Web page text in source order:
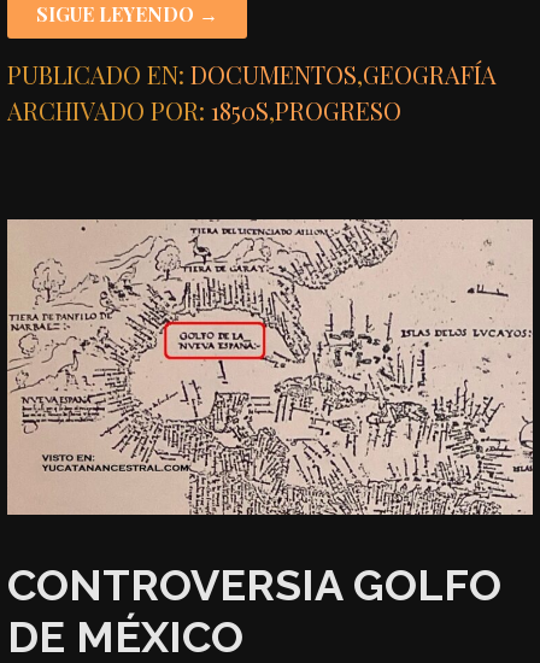
SIGUE LEYENDO →
PUBLICADO EN:DOCUMENTOS,GEOGRAFÍA
ARCHIVADO POR:1850S,PROGRESO
CONTROVERSIA GOLFO
DE MÉXICO